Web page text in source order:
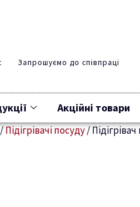
Запрошуємо до співпраці
Акційні товари
Підігрівачі посуду/